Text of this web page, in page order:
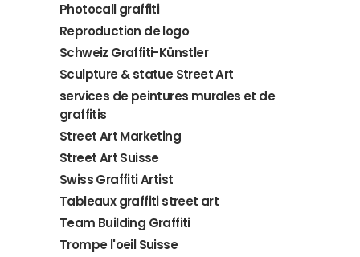
Photocall graffiti
Reproduction de logo
Schweiz Graffiti-Künstler
Sculpture & statue Street Art
services de peintures murales et de
graffitis
Street Art Marketing
Street Art Suisse
Swiss Graffiti Artist
Tableaux graffiti street art
Team Building Graffiti
Trompe l'oeil Suisse